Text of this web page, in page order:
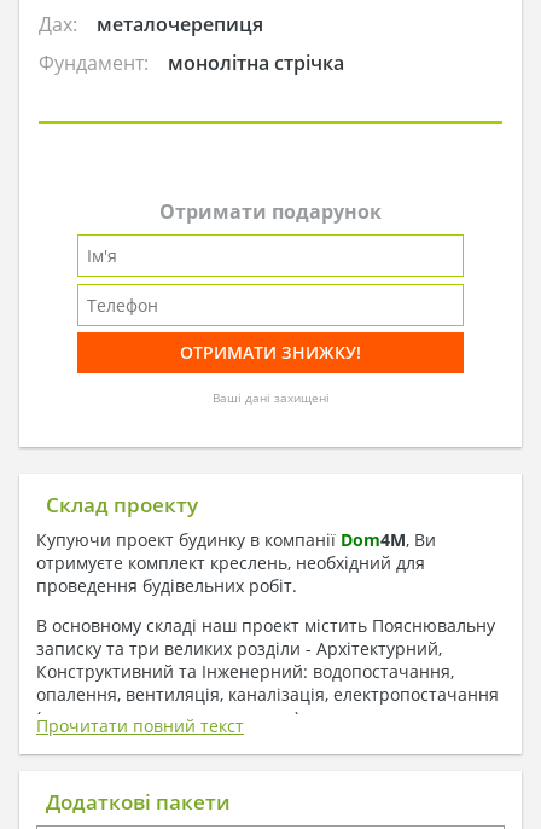
Дах:
металочерепиця
Фундамент:
монолітна стрічка
Отримати подарунок
Ваші дані захищені
Склад проекту
Купуючи проект будинку в компанії Dom4M, Ви
отримуєте комплект креслень, необхідний для
проведення будівельних робіт.
В основному складі наш проект містить Пояснювальну
записку та три великих розділи - Архітектурний,
Конструктивний та Інженерний: водопостачання,
опалення, вентиляція, каналізація, електропостачання
( купується за додаткову плату ).
1. До складу Архітектурного розділу
входять:
Прочитати повний текст
Додаткові пакети